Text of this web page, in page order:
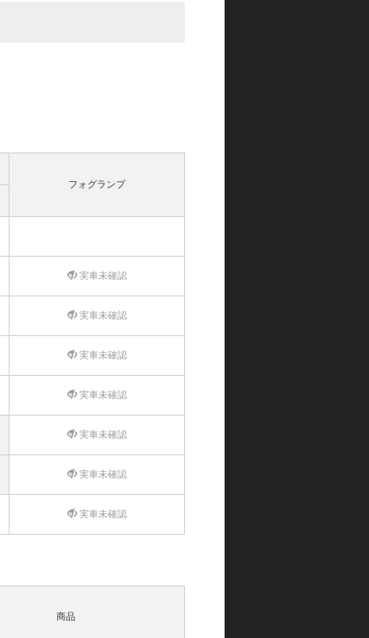
フォグランプ
実車未確認
実車未確認
実車未確認
実車未確認
実車未確認
実車未確認
実車未確認
商品